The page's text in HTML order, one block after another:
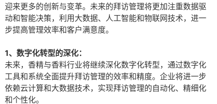
迎来更多的创新与变革。未来的拜访管理将更加注重数据驱
动和智能决策，利用大数据、人工智能和物联网技术，进一
步提高管理效率和客户满意度。
1、数字化转型的深化：
未来，香精与香料行业将继续深化数字化转型，通过数字化
工具和系统全面提升拜访管理的效率和精度。企业将进一步
依赖云计算和大数据技术，实现拜访管理的自动化、精细化
和个性化。